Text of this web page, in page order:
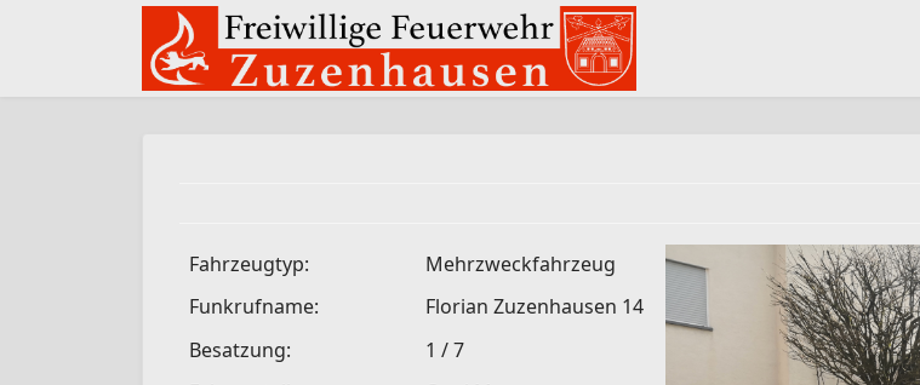
Fahrzeugtyp:
Mehrzweckfahrzeug
Funkrufname:
Florian Zuzenhausen 14
Besatzung:
1 / 7